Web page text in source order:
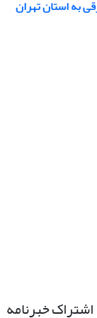
به استان تهران
اشتراک خبرنامه